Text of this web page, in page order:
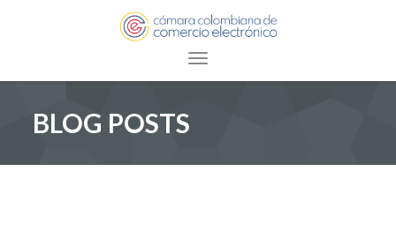
Toggle navigation
BLOG POSTS